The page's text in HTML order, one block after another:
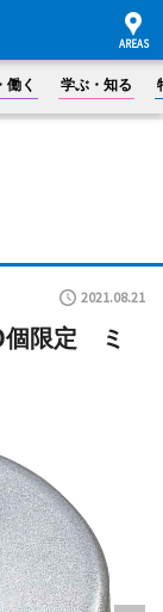
働く 学ぶ・知る
2021.08.21
個限定 ミ